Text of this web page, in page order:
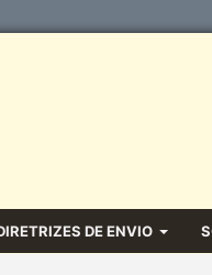
DE ENVIO